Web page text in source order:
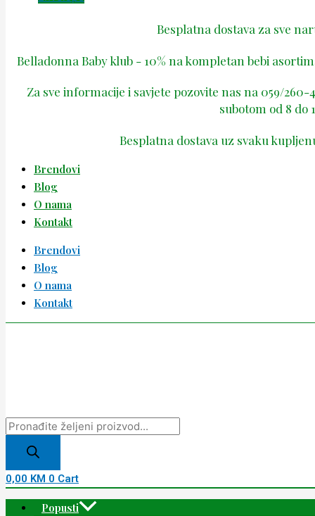
Besplatna dostava za sve
Belladonna Baby klub - 10% na kompletan bebi
Za sve informacije i savjete pozovite nas na 059/
subotom od 8 do
Besplatna dostava uz svaku
Brendovi
Blog
O nama
Kontakt
Brendovi
Blog
O nama
Kontakt
0,00 KM 0 Cart
Popusti